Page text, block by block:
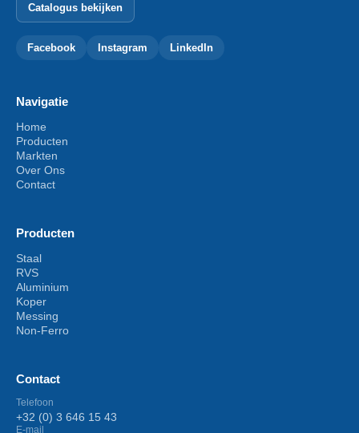
Catalogus bekijken
Facebook Instagram LinkedIn
Navigatie
Home
Producten
Markten
Over Ons
Contact
Producten
Staal
RVS
Aluminium
Koper
Messing
Non-Ferro
Contact
Telefoon
+32 (0) 3 646 15 43
E-mail